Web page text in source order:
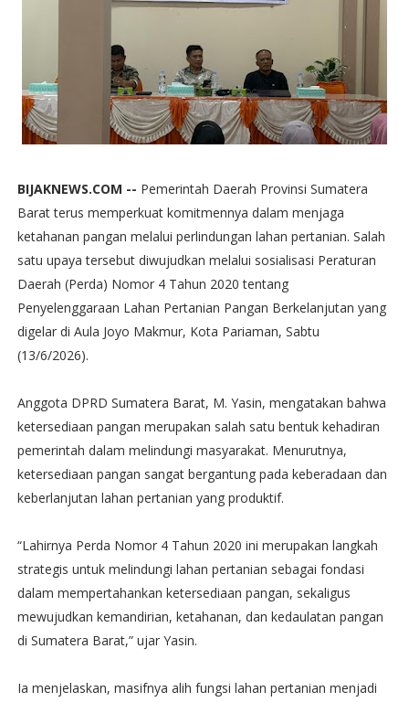
BIJAKNEWS.COM -- Pemerintah Daerah Provinsi Sumatera
Barat terus memperkuat komitmennya dalam menjaga
ketahanan pangan melalui perlindungan lahan pertanian. Salah
satu upaya tersebut diwujudkan melalui sosialisasi Peraturan
Daerah (Perda) Nomor 4 Tahun 2020 tentang
Penyelenggaraan Lahan Pertanian Pangan Berkelanjutan yang
digelar di Aula Joyo Makmur, Kota Pariaman, Sabtu
(13/6/2026).
Anggota DPRD Sumatera Barat, M. Yasin, mengatakan bahwa
ketersediaan pangan merupakan salah satu bentuk kehadiran
pemerintah dalam melindungi masyarakat. Menurutnya,
ketersediaan pangan sangat bergantung pada keberadaan dan
keberlanjutan lahan pertanian yang produktif.
“Lahirnya Perda Nomor 4 Tahun 2020 ini merupakan langkah
strategis untuk melindungi lahan pertanian sebagai fondasi
dalam mempertahankan ketersediaan pangan, sekaligus
mewujudkan kemandirian, ketahanan, dan kedaulatan pangan
di Sumatera Barat,” ujar Yasin.
Ia menjelaskan, masifnya alih fungsi lahan pertanian menjadi